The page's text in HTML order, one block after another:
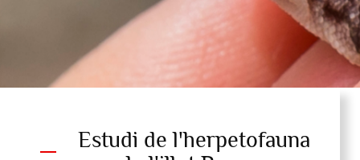
Estudi de l'herpetofauna